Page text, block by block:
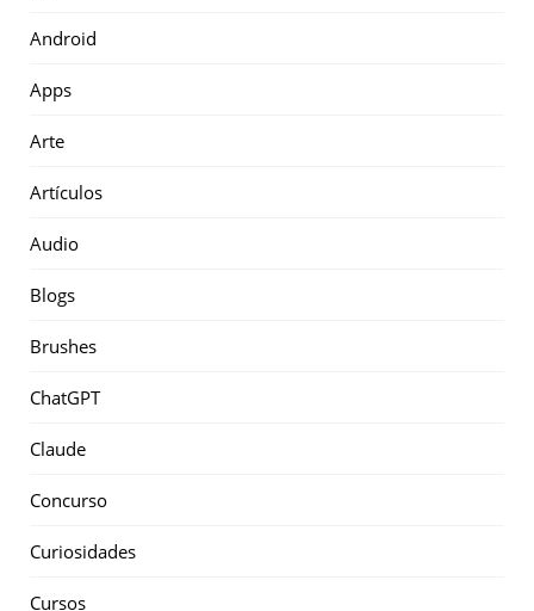
Android
Apps
Arte
Artículos
Audio
Blogs
Brushes
ChatGPT
Claude
Concurso
Curiosidades
Cursos